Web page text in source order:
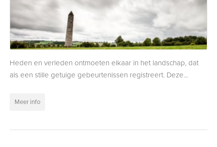
Heden en verleden ontmoeten elkaar in het landschap, dat
als een stille getuige gebeurtenissen registreert. Deze...
Meer info